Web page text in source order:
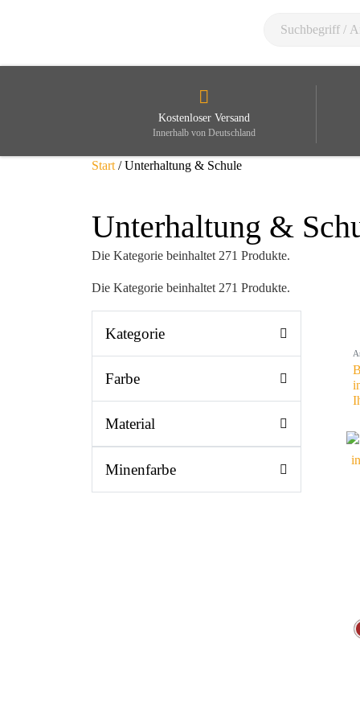
Kostenloser Versand
Innerhalb von Deutschland
Start / Unterhaltung & Schule
Unterhaltung &
Die Kategorie beinhaltet 271 Produkte.
Die Kategorie beinhaltet 271 Produkte.
Kategorie
Farbe
Material
Minenfarbe